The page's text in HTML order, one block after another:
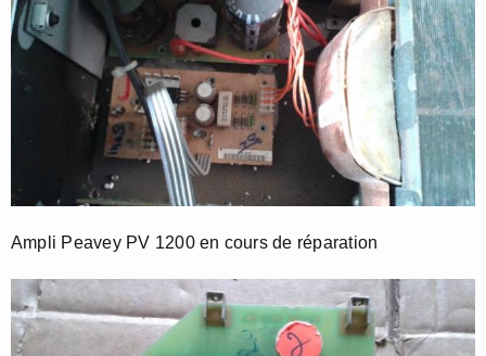
Ampli Peavey PV 1200 en cours de réparation